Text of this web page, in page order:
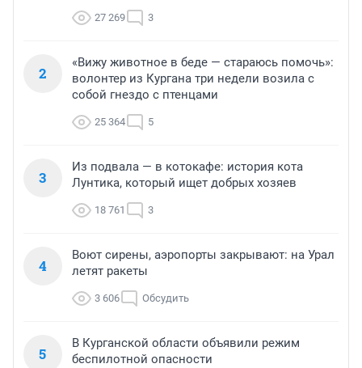
27 269 3
2
«Вижу животное в беде — стараюсь помочь»:
волонтер из Кургана три недели возила с
собой гнездо с птенцами
25 364 5
3
Из подвала — в котокафе: история кота
Лунтика, который ищет добрых хозяев
18 761 3
4
Воют сирены, аэропорты закрывают: на Урал
летят ракеты
3 606 Обсудить
5
В Курганской области объявили режим
беспилотной опасности